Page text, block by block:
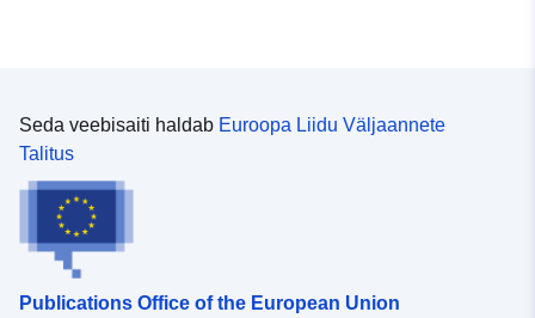
Seda veebisaiti haldab Euroopa Liidu Väljaannete
Talitus
Publications Office of the European Union